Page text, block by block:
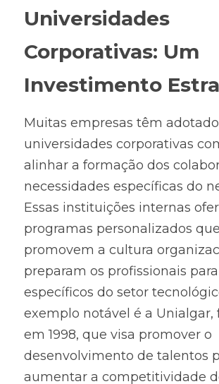
Universidades
Corporativas: Um
Investimento
Muitas empresas têm adotado
universidades corporativas
alinhar a formação dos
necessidades específicas do
Essas instituições internas
programas personalizados que
promovem a cultura
preparam os profissionais
específicos do setor
exemplo notável é a Unialgar,
em 1998, que visa promover o
desenvolvimento de talentos
aumentar a competitividade